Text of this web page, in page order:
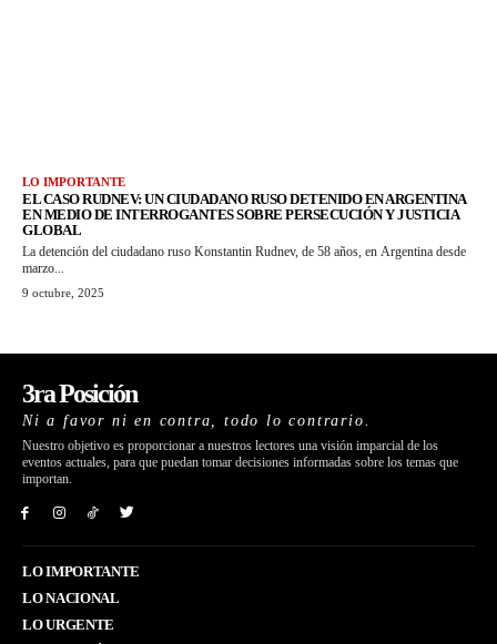
LO IMPORTANTE
EL CASO RUDNEV: UN CIUDADANO RUSO DETENIDO EN ARGENTINA
EN MEDIO DE INTERROGANTES SOBRE PERSECUCIÓN Y JUSTICIA
GLOBAL
La detención del ciudadano ruso Konstantin Rudnev, de 58 años, en Argentina desde
marzo...
9 octubre, 2025
3ra Posición
Ni a favor ni en contra, todo lo contrario.
Nuestro objetivo es proporcionar a nuestros lectores una visión imparcial de los
eventos actuales, para que puedan tomar decisiones informadas sobre los temas que
importan.
LO IMPORTANTE
LO NACIONAL
LO URGENTE